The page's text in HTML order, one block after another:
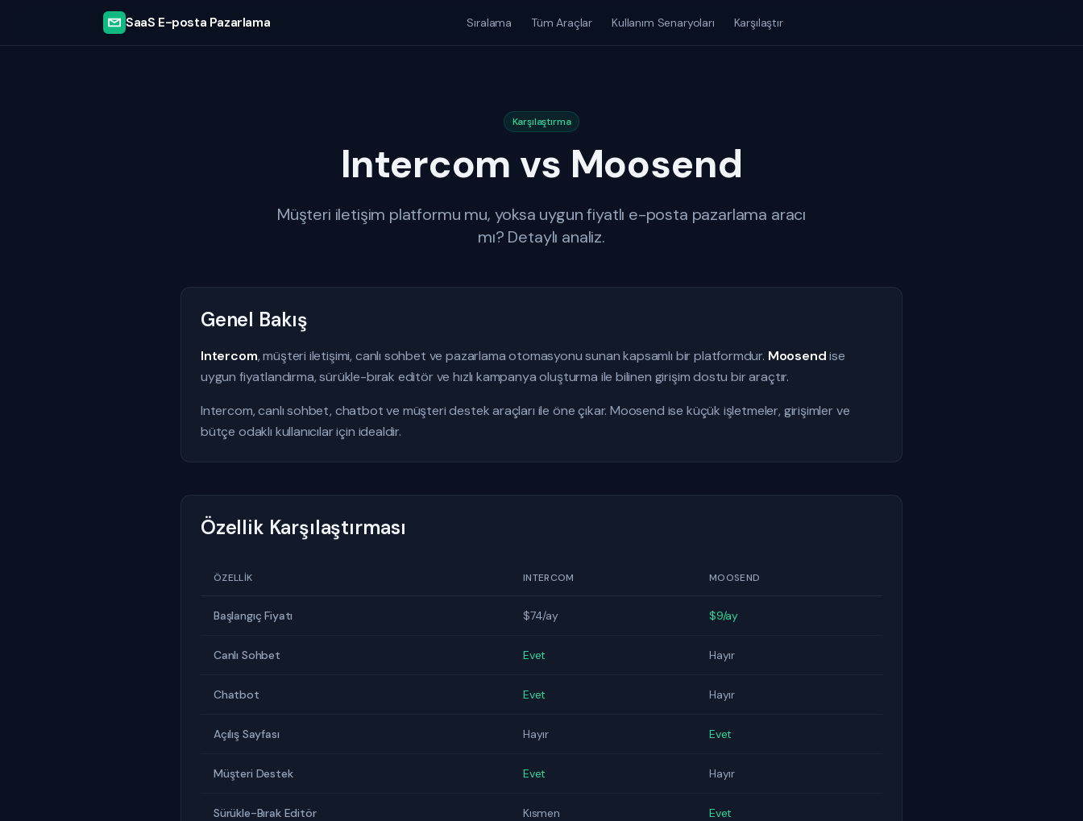
SaaS E-posta Pazarlama Sıralama Tüm Araçlar Kullanım Senaryoları Karşılaştır
Karşılaştırma
Intercom vs Moosend
Müşteri iletişim platformu mu, yoksa uygun fiyatlı e-posta pazarlama aracı
mı? Detaylı analiz.
Genel Bakış
Intercom, müşteri iletişimi, canlı sohbet ve pazarlama otomasyonu sunan kapsamlı bir platformdur. Moosendise
uygun fiyatlandırma, sürükle-bırak editör ve hızlı kampanya oluşturma ile bilinen girişim dostu bir araçtır.
Intercom, canlı sohbet, chatbot ve müşteri destek araçları ile öne çıkar. Moosend ise küçük işletmeler, girişimler ve
bütçe odaklı kullanıcılar için idealdir.
Özellik Karşılaştırması
ÖZELLIK INTERCOM MOOSEND
Başlangıç Fiyatı $74/ay $9/ay
Canlı Sohbet Evet Hayır
Chatbot Evet Hayır
Açılış Sayfası Hayır Evet
Müşteri Destek Evet Hayır
Sürükle-Bırak Editör Kısmen Evet